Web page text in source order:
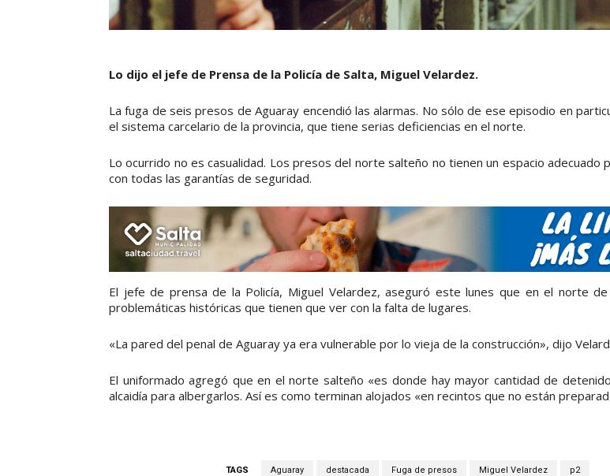
Lo dijo el jefe de Prensa de la Policía de Salta, Miguel Velardez.
La fuga de seis presos de Aguaray encendió las alarmas. No sólo de ese episodio en
el sistema carcelario de la provincia, que tiene serias deficiencias en el norte.
Lo ocurrido no es casualidad. Los presos del norte salteño no tienen un espacio adecuado
con todas las garantías de seguridad.
El jefe de prensa de la Policía, Miguel Velardez, aseguró este lunes que en el norte
problemáticas históricas que tienen que ver con la falta de lugares.
«La pared del penal de Aguaray ya era vulnerable por lo vieja de la construcción», dijo
El uniformado agregó que en el norte salteño «es donde hay mayor cantidad de
alcaidía para albergarlos. Así es como terminan alojados «en recintos que no están
TAGS Aguaray destacada Fuga de presos Miguel Velardez p2